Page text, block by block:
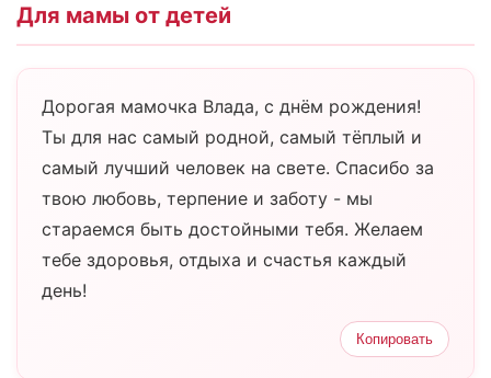
Для мамы от детей
Дорогая мамочка Влада, с днём рождения!
Ты для нас самый родной, самый тёплый и
самый лучший человек на свете. Спасибо за
твою любовь, терпение и заботу - мы
стараемся быть достойными тебя. Желаем
тебе здоровья, отдыха и счастья каждый
день!
Копировать